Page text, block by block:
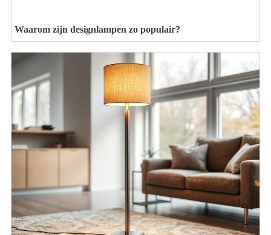
Waarom zijn designlampen zo populair?